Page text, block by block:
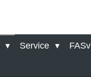
Service FASv